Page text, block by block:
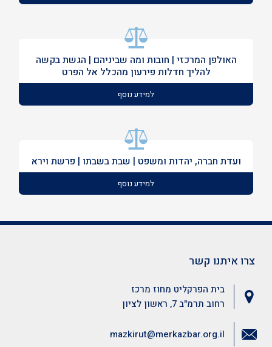
האולפן המרכזי | חובות ומה שביניהם | הגשת בקשה
להליך חדלות פירעון מהכלל אל הפרט
למידע נוסף
ועדת חברה, יהדות ומשפט | שבת בשבתו | פרשת וירא
למידע נוסף
צרו איתנו קשר
בית הפרקליט מחוז מרכז
רחוב תרמ"ב 7, ראשון לציון
mazkirut@merkazbar.org.il